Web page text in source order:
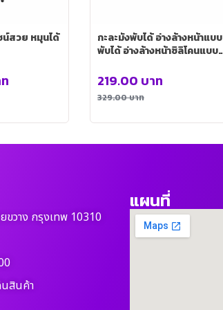
กะละมังพับได้ อ่างล้างหน้าแบบ
พับได้ อ่างล้างหน้าซิลิโคนแบบ
329.00บาท
219.00 บาท
ขวาง กรุงเทพ 10310
นสินค้า
แผนที่